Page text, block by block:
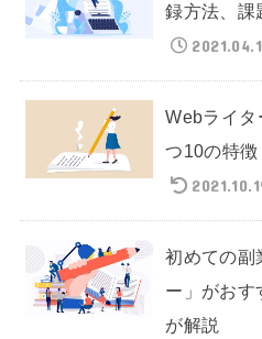
録方法、課
Webライタ
つ10の特徴
初めての副
ー」がおす
が解説